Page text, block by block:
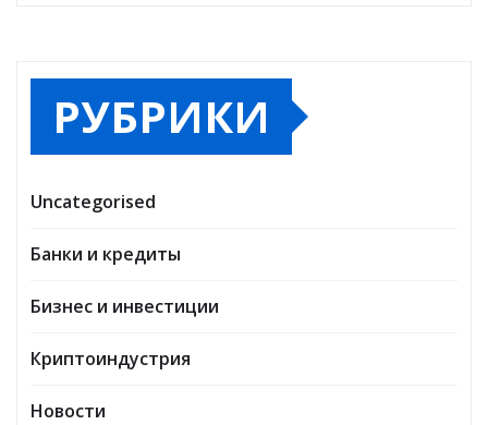
РУБРИКИ
Uncategorised
Банки и кредиты
Бизнес и инвестиции
Криптоиндустрия
Новости